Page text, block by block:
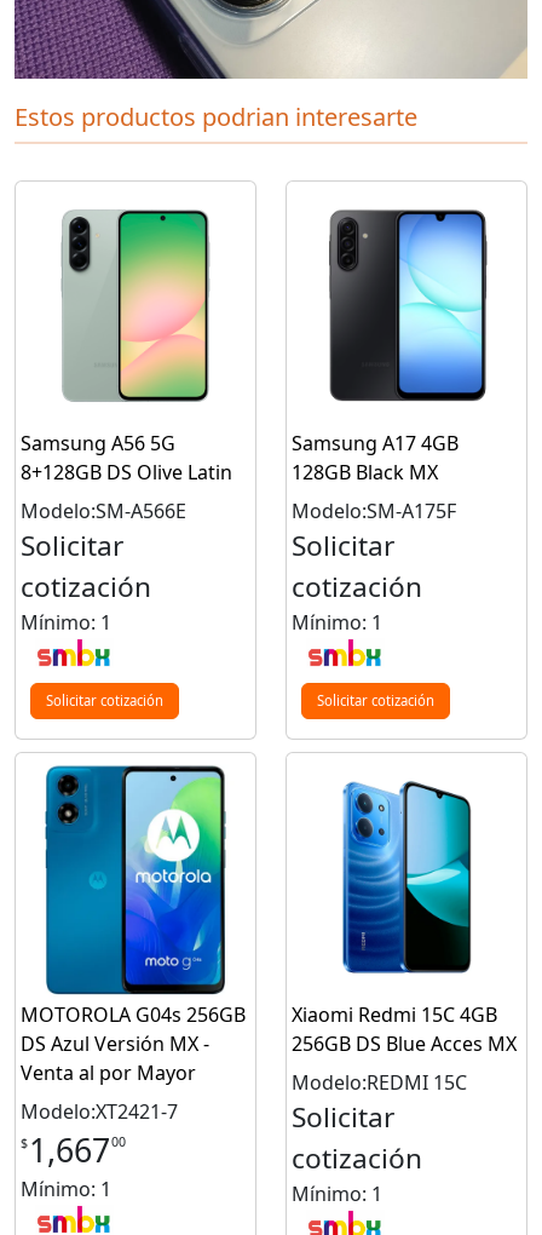
Estos productos podrian interesarte
Samsung A56 5G
8+128GB DS Olive Latin
Modelo:SM-A566E
Solicitar
cotización
Mínimo: 1
Solicitar cotización
Samsung A17 4GB
128GB Black MX
Modelo:SM-A175F
Solicitar
cotización
Mínimo: 1
Solicitar cotización
MOTOROLA G04s 256GB
DS Azul Versión MX -
Venta al por Mayor
Modelo:XT2421-7
$ 1,66700
Mínimo: 1
Xiaomi Redmi 15C 4GB
256GB DS Blue Acces MX
Modelo:REDMI 15C
Solicitar
cotización
Mínimo: 1